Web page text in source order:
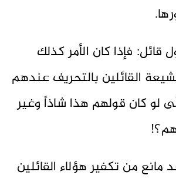
فإذا كان الأمر كذلك
القائلين بالتحريف عندهم
لو كان قولهم هذا شاذاً وغير
من تكفير هؤلاء القائلين